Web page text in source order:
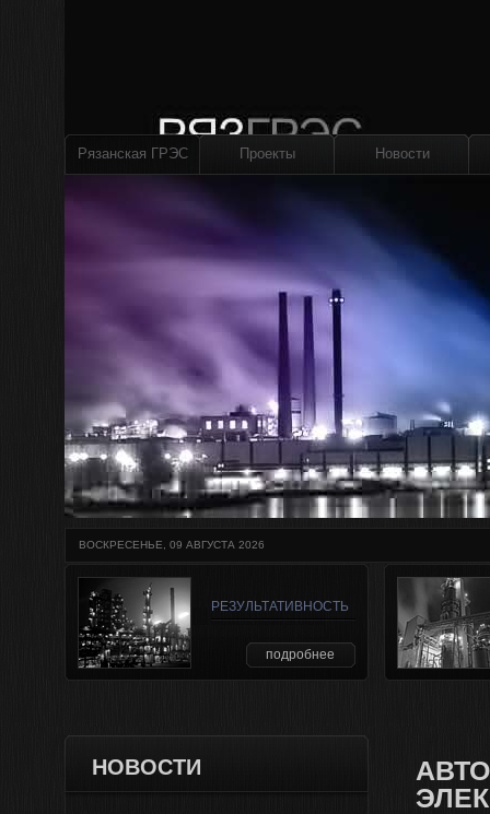
Рязанская ГРЭС Проекты Новости
ВОСКРЕСЕНЬЕ, 09 АВГУСТА 2026
РЕЗУЛЬТАТИВНОСТЬ
подробнее
НОВОСТИ